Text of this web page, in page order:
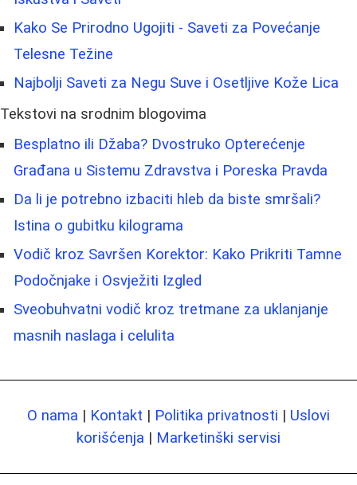
Kako Se Prirodno Ugojiti - Saveti za Povećanje
Telesne Težine
Najbolji Saveti za Negu Suve i Osetljive Kože Lica
Tekstovi na srodnim blogovima
Besplatno ili Džaba? Dvostruko Opterećenje
Građana u Sistemu Zdravstva i Poreska Pravda
Da li je potrebno izbaciti hleb da biste smršali?
Istina o gubitku kilograma
Vodič kroz Savršen Korektor: Kako Prikriti Tamne
Podočnjake i Osvježiti Izgled
Sveobuhvatni vodič kroz tretmane za uklanjanje
masnih naslaga i celulita
O nama | Kontakt | Politika privatnosti | Uslovi
korišćenja | Marketinški servisi